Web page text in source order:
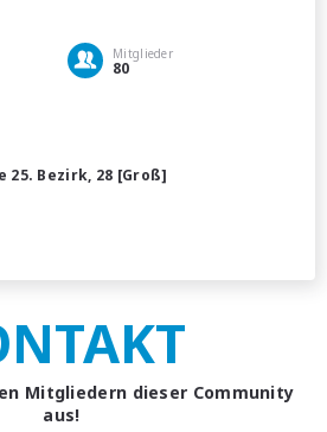
Mitglieder
80
25. Bezirk, 28 [Groß]
Mitgliedern dieser Community
aus!